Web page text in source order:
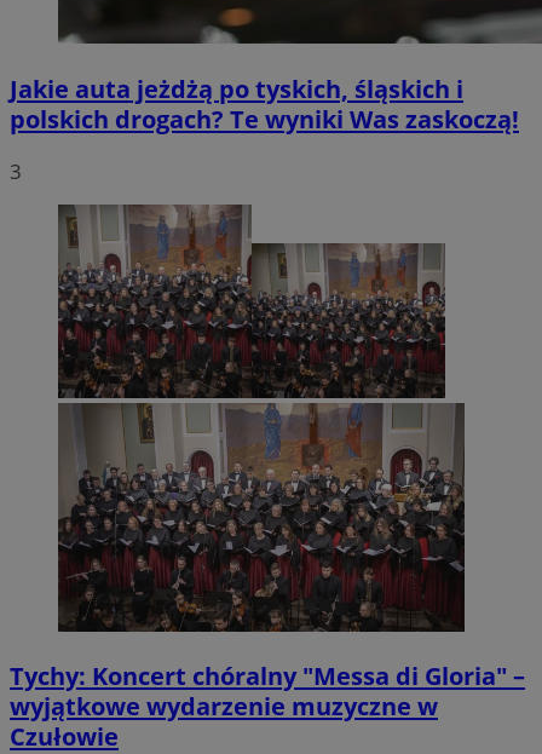
Jakie auta jeżdżą po tyskich, śląskich i
polskich drogach? Te wyniki Was zaskoczą!
3
Tychy: Koncert chóralny "Messa di Gloria" –
wyjątkowe wydarzenie muzyczne w
Czułowie